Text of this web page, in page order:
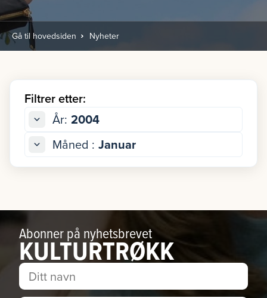
Gå til hovedsiden Nyheter
Filtrer etter:
År: 2004
Måned : Januar
Abonner på nyhetsbrevet
KULTURTRØKK